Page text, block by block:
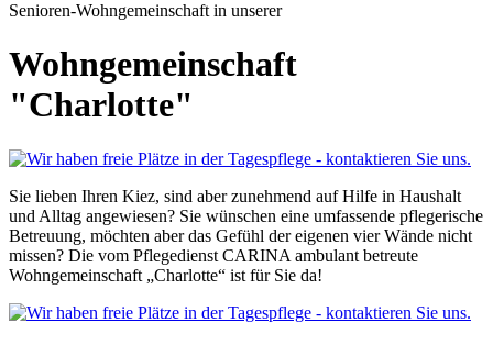
Senioren-Wohngemeinschaft in unserer
Wohngemeinschaft
"Charlotte"
Sie lieben Ihren Kiez, sind aber zunehmend auf Hilfe in Haushalt
und Alltag angewiesen? Sie wünschen eine umfassende pflegerische
Betreuung, möchten aber das Gefühl der eigenen vier Wände nicht
missen? Die vom Pflegedienst CARINA ambulant betreute
Wohngemeinschaft „Charlotte“ ist für Sie da!